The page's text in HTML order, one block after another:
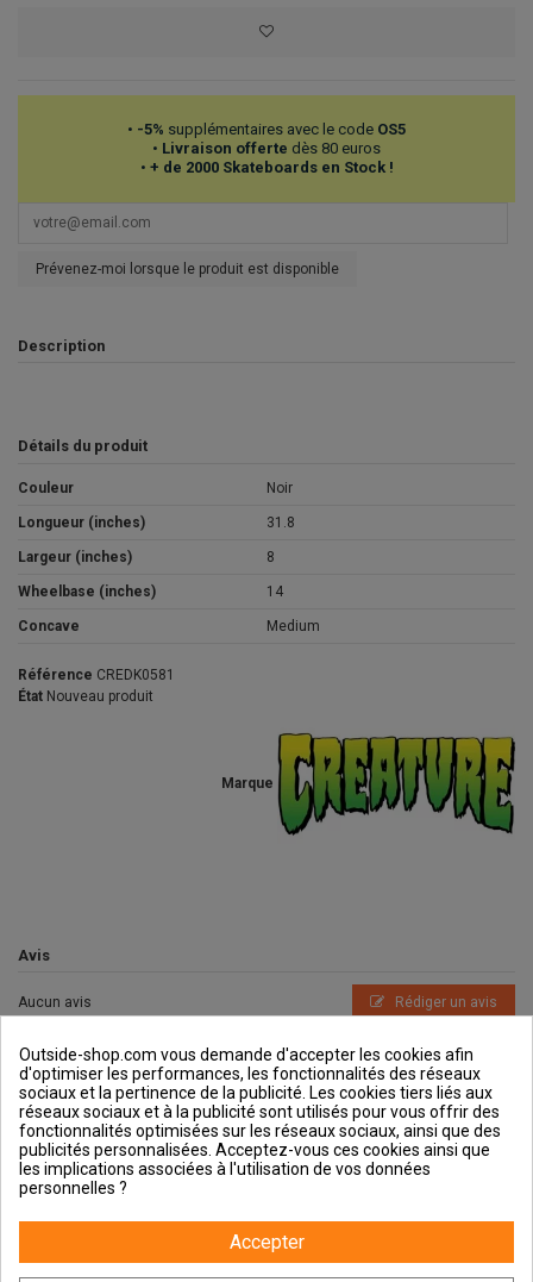
• -5% supplémentaires avec le code OS5
• Livraison offerte dès 80 euros
• + de 2000 Skateboards en Stock !
Prévenez-moi lorsque le produit est disponible
Description
Détails du produit
Couleur Noir
Longueur (inches) 31.8
Largeur (inches) 8
Wheelbase (inches) 14
Concave Medium
Marque
Référence CREDK0581
État Nouveau produit
Avis
Aucun avis Rédiger un avis
Outside et vous
Contactez-nous
Outside-shop.com vous demande d'accepter les cookies afin
d'optimiser les performances, les fonctionnalités des réseaux
sociaux et la pertinence de la publicité. Les cookies tiers liés aux
réseaux sociaux et à la publicité sont utilisés pour vous offrir des
fonctionnalités optimisées sur les réseaux sociaux, ainsi que des
publicités personnalisées. Acceptez-vous ces cookies ainsi que
les implications associées à l'utilisation de vos données
personnelles ?
Accepter